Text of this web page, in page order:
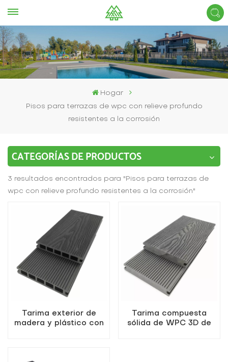
Hogar
Pisos para terrazas de wpc con relieve profundo
resistentes a la corrosión
CATEGORÍAS DE PRODUCTOS
3 resultados encontrados para "Pisos para terrazas de
wpc con relieve profundo resistentes a la corrosión"
Tarima exterior de
madera y plástico con
Tarima compuesta
sólida de WPC 3D de